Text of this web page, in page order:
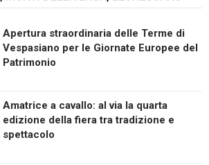
Apertura straordinaria delle Terme di
Vespasiano per le Giornate Europee del
Patrimonio
Amatrice a cavallo: al via la quarta
edizione della fiera tra tradizione e
spettacolo